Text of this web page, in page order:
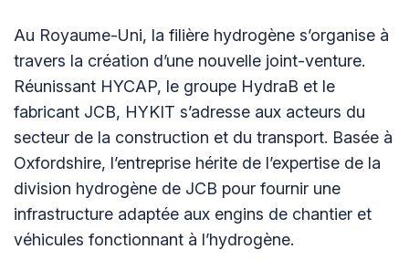
Au Royaume-Uni, la filière hydrogène s’organise à
travers la création d’une nouvelle joint-venture.
Réunissant HYCAP, le groupe HydraB et le
fabricant JCB, HYKIT s’adresse aux acteurs du
secteur de la construction et du transport. Basée à
Oxfordshire, l’entreprise hérite de l’expertise de la
division hydrogène de JCB pour fournir une
infrastructure adaptée aux engins de chantier et
véhicules fonctionnant à l’hydrogène.